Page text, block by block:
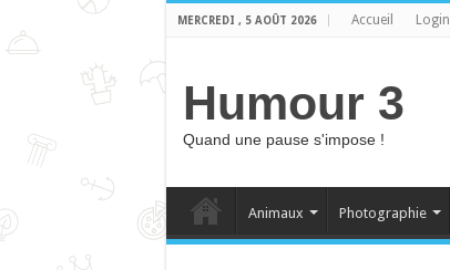
MERCREDI , 5 AOÛT 2026 Accueil Login
Humour 3
Quand une pause s'impose !
Animaux Photographie